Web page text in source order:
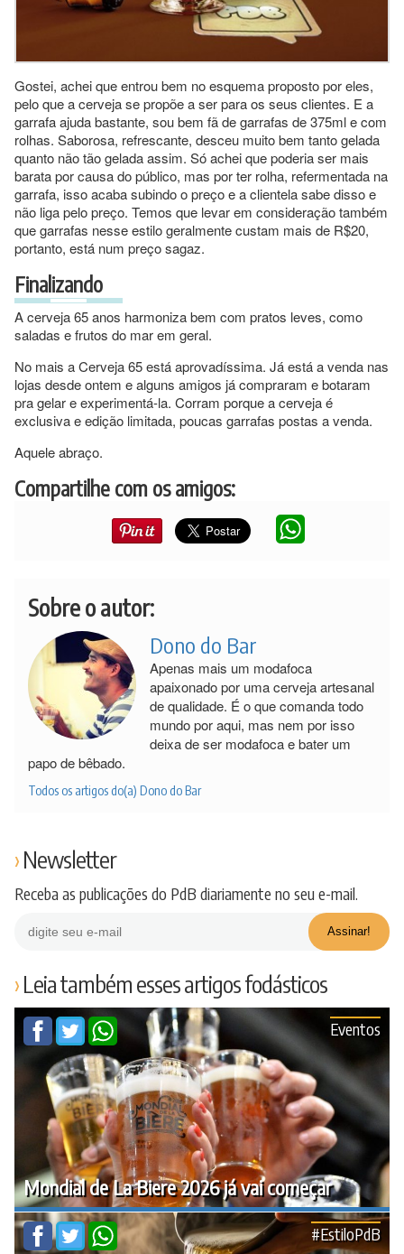
Gostei, achei que entrou bem no esquema proposto por eles,
pelo que a cerveja se propõe a ser para os seus clientes. E a
garrafa ajuda bastante, sou bem fã de garrafas de 375ml e com
rolhas. Saborosa, refrescante, desceu muito bem tanto gelada
quanto não tão gelada assim. Só achei que poderia ser mais
barata por causa do público, mas por ter rolha, refermentada na
garrafa, isso acaba subindo o preço e a clientela sabe disso e
não liga pelo preço. Temos que levar em consideração também
que garrafas nesse estilo geralmente custam mais de R$20,
portanto, está num preço sagaz.
Finalizando
A cerveja 65 anos harmoniza bem com pratos leves, como
saladas e frutos do mar em geral.
No mais a Cerveja 65 está aprovadíssima. Já está a venda nas
lojas desde ontem e alguns amigos já compraram e botaram
pra gelar e experimentá-la. Corram porque a cerveja é
exclusiva e edição limitada, poucas garrafas postas a venda.
Aquele abraço.
Compartilhe com os amigos:
Sobre o autor:
Dono do Bar
Apenas mais um modafoca
apaixonado por uma cerveja artesanal
de qualidade. É o que comanda todo
mundo por aqui, mas nem por isso
deixa de ser modafoca e bater um
papo de bêbado.
Todos os artigos do(a) Dono do Bar
Newsletter
Receba as publicações do PdB diariamente no seu e-mail.
Leia também esses artigos fodásticos
Mondial de La Biere 2026 já vai começar
Eventos
#EstiloPdB